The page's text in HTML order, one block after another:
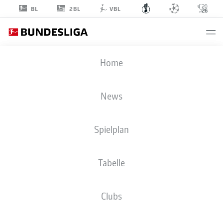
BL 2BL VBL
Home
News
Spielplan
Tabelle
Clubs
DFB POKAL
SGS- DSC